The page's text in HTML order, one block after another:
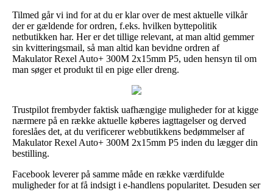
Tilmed går vi ind for at du er klar over de mest aktuelle vilkår
der er gældende for ordren, f.eks. hvilken byttepolitik
netbutikken har. Her er det tillige relevant, at man altid gemmer
sin kvitteringsmail, så man altid kan bevidne ordren af
Makulator Rexel Auto+ 300M 2x15mm P5, uden hensyn til om
man søger et produkt til en pige eller dreng.
Trustpilot frembyder faktisk uafhængige muligheder for at kigge
nærmere på en række aktuelle køberes iagttagelser og derved
foreslåes det, at du verificerer webbutikkens bedømmelser af
Makulator Rexel Auto+ 300M 2x15mm P5 inden du lægger din
bestilling.
Facebook leverer på samme måde en række værdifulde
muligheder for at få indsigt i e-handlens popularitet. Desuden ser